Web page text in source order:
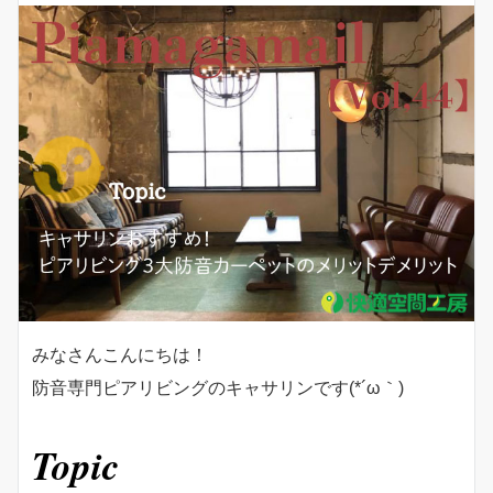
みなさんこんにちは！
防音専門ピアリビングのキャサリンです(*´ω｀)
Topic